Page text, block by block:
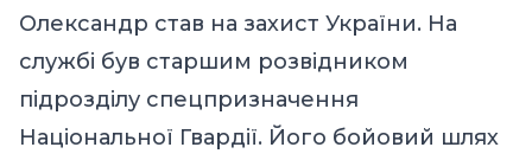
Олександр став на захист України. На
службі був старшим розвідником
підрозділу спецпризначення
Національної Гвардії. Його бойовий шлях